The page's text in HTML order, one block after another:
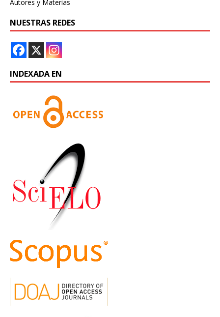
Autores y Materias
NUESTRAS REDES
INDEXADA EN